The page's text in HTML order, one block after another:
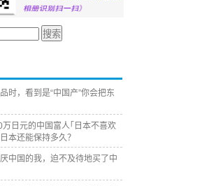
时，看到是“中国产”你会把东
日元的中国富人｢日本不喜欢
本还能保持多久？
中国的我，迫不及待地买了中